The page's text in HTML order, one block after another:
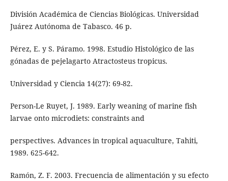
División Académica de Ciencias Biológicas. Universidad
Juárez Autónoma de Tabasco. 46 p.
Pérez, E. y S. Páramo. 1998. Estudio Histológico de las
gónadas de pejelagarto Atractosteus tropicus.
Universidad y Ciencia 14(27): 69-82.
Person-Le Ruyet, J. 1989. Early weaning of marine fish
larvae onto microdiets: constraints and
perspectives. Advances in tropical aquaculture, Tahiti,
1989. 625-642.
Ramón, Z. F. 2003. Frecuencia de alimentación y su efecto